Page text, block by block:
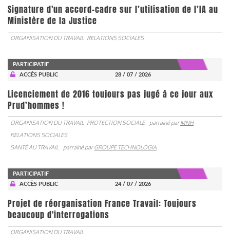
Signature d'un accord-cadre sur l’utilisation de l’IA au
Ministère de la Justice
ORGANISATION DU TRAVAIL RELATIONS SOCIALES
PARTICIPATIF
ACCÈS PUBLIC
28 / 07 / 2026
Licenciement de 2016 toujours pas jugé à ce jour aux
Prud’hommes !
ORGANISATION DU TRAVAIL PROTECTION SOCIALE parrainé parMNH
RELATIONS SOCIALES
SANTÉ AU TRAVAIL
parrainé parGROUPE TECHNOLOGIA
PARTICIPATIF
ACCÈS PUBLIC
24 / 07 / 2026
Projet de réorganisation France Travail: Toujours
beaucoup d'interrogations
ORGANISATION DU TRAVAIL